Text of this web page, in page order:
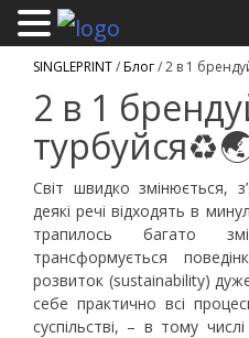
SINGLEPRINT/Блог/2 в 1
2 в 1
Світ швидко змінюється,
деякі речі відходять в
трапилось багато
трансформується
розвиток (sustainability)
себе практично всі
суспільстві, – в тому